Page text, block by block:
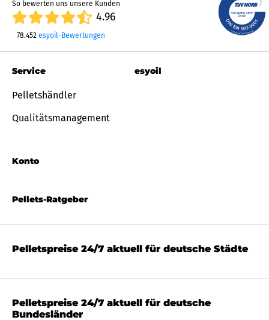
So bewerten uns unsere Kunden
4.96
78.452 esyoil-Bewertungen
Pellets-Ratgeber
Service
Pelletshändler
Qualitätsmanagement
Konto
esyoil
Pelletspreise 24/7 aktuell für deutsche Städte
Pelletspreise 24/7 aktuell für deutsche
Bundesländer